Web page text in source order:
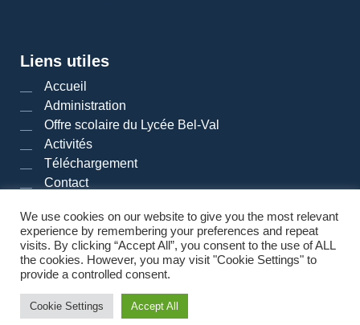
Liens utiles
Accueil
Administration
Offre scolaire du Lycée Bel-Val
Activités
Téléchargement
Contact
2026 © LYCéE BEL-VAL | Tous droits réservés |Mentions légales| Plan du site
Powered by
Made by
We use cookies on our website to give you the most relevant
experience by remembering your preferences and repeat
visits. By clicking “Accept All”, you consent to the use of ALL
the cookies. However, you may visit "Cookie Settings" to
provide a controlled consent.
Cookie Settings Accept All